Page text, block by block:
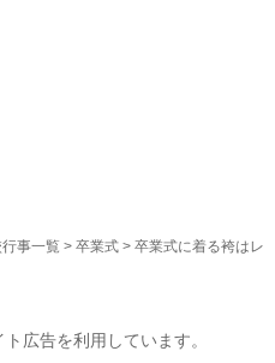
事一覧 >卒業式 > 卒業式に着る袴はレ
広告を利用しています。